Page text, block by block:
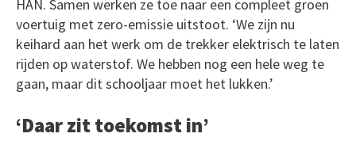
HAN. Samen werken ze toe naar een compleet groen
voertuig met zero-emissie uitstoot. ‘We zijn nu
keihard aan het werk om de trekker elektrisch te laten
rijden op waterstof. We hebben nog een hele weg te
gaan, maar dit schooljaar moet het lukken.’
‘Daar zit toekomst in’